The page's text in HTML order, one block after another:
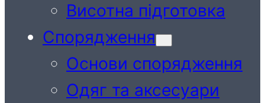
Висотна підготовка
Спорядження
Основи спорядження
Одяг та аксесуари